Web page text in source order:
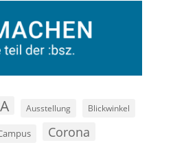
Ausstellung Blickwinkel
Corona